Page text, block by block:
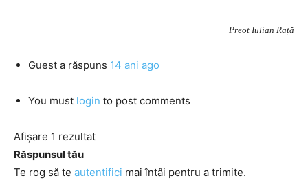
Preot Iulian Rață
Guest a răspuns 14 ani ago
You must login to post comments
Afișare 1 rezultat
Răspunsul tău
Te rog să te autentifici mai întâi pentru a trimite.